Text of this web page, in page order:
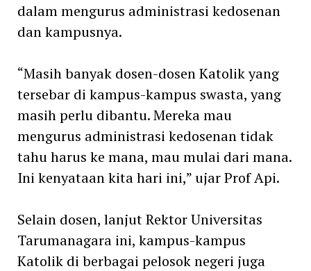
dalam mengurus administrasi kedosenan
dan kampusnya.
“Masih banyak dosen-dosen Katolik yang
tersebar di kampus-kampus swasta, yang
masih perlu dibantu. Mereka mau
mengurus administrasi kedosenan tidak
tahu harus ke mana, mau mulai dari mana.
Ini kenyataan kita hari ini,” ujar Prof Api.
Selain dosen, lanjut Rektor Universitas
Tarumanagara ini, kampus-kampus
Katolik di berbagai pelosok negeri juga